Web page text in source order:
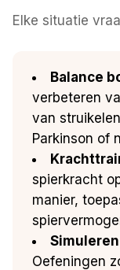
Elke situatie
Balance
verbeteren
van
Parkinson of
spierkracht
manier,
Oefeningen